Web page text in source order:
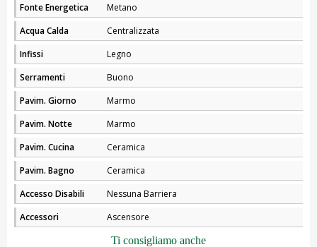
Fonte Energetica
Metano
Acqua Calda
Centralizzata
Infissi
Legno
Serramenti
Buono
Pavim. Giorno
Marmo
Pavim. Notte
Marmo
Pavim. Cucina
Ceramica
Pavim. Bagno
Ceramica
Accesso Disabili
Nessuna Barriera
Accessori
Ascensore
Ti consigliamo anche